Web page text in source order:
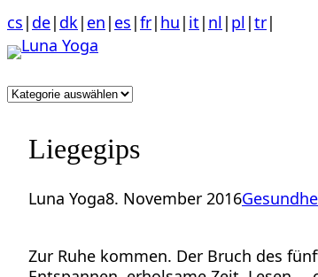
Anchor
link
to
top
of
Zum
Inhalt
springen
cs | de| dk | en | es |fr| hu | it | nl | pl |tr|
Kategorien
Liegegips
Luna Yoga8. November 2016
Zur Ruhe kommen. Der Bruch des